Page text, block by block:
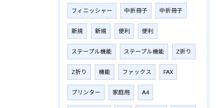
フィニッシャー 中折冊子 中折冊子
新規 新規 便利 便利
ステープル機能 ステープル機能 Z折り
Z折り 機能 ファックス FAX
プリンター 家庭用 A4